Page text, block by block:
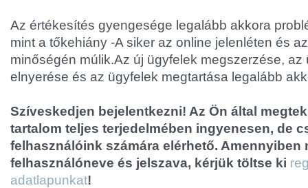
Az értékesítés gyengesége legalább akkora
mint a tőkehiány -A siker az online jelenléten és
minőségén múlik.Az új ügyfelek megszerzése, az
elnyerése és az ügyfelek megtartása legalább
Szíveskedjen bejelentkezni! Az Ön által
tartalom teljes terjedelmében ingyenesen, de
felhasználóink számára elérhető. Amennyiben
felhasználóneve és jelszava, kérjük töltse ki
adatlapunkat!